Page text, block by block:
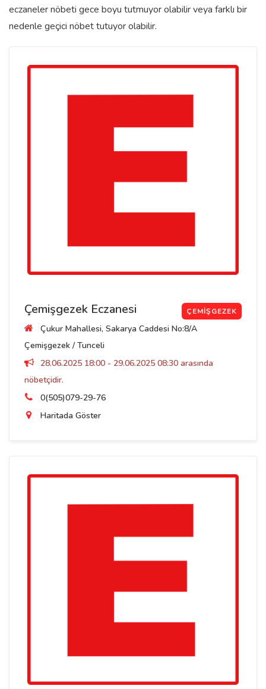
eczaneler nöbeti gece boyu tutmuyor olabilir veya farklı bir
nedenle geçici nöbet tutuyor olabilir.
Çemişgezek Eczanesi ÇEMIŞGEZEK
Çukur Mahallesi, Sakarya Caddesi No:8/A
Çemişgezek / Tunceli
28.06.2025 18:00 - 29.06.2025 08:30 arasında
nöbetçidir.
0(505)079-29-76
Haritada Göster